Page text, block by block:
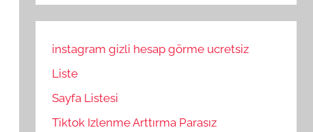
instagram gizli hesap görme ucretsiz
Liste
Sayfa Listesi
Tiktok Izlenme Arttırma Parasız